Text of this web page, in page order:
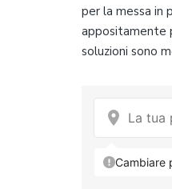
per la messa in
appositamente
soluzioni sono